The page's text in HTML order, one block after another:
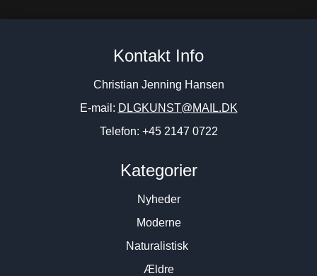
Kontakt Info
Christian Jenning Hansen
E-mail: DLGKUNST@MAIL.DK
Telefon: +45 2147 0722
Kategorier
Nyheder
Moderne
Naturalistisk
Ældre